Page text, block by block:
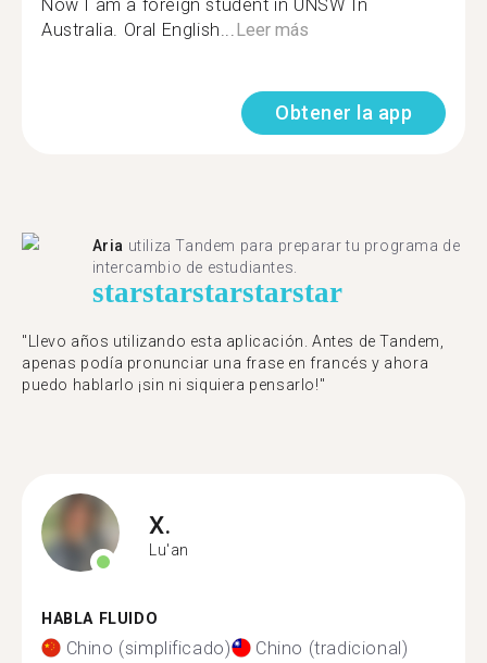
Now I am a foreign student in UNSW In
Australia. Oral English...Leer más
Obtener la app
Aria utiliza Tandem para preparar tu programa de
intercambio de estudiantes.
starstarstarstarstar
"Llevo años utilizando esta aplicación. Antes de Tandem,
apenas podía pronunciar una frase en francés y ahora
puedo hablarlo ¡sin ni siquiera pensarlo!"
X.
Lu'an
HABLA FLUIDO
Chino (simplificado) Chino (tradicional)